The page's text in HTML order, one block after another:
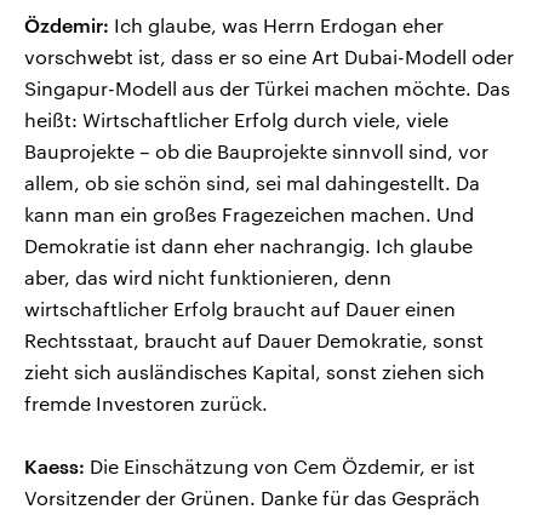
Özdemir: Ich glaube, was Herrn Erdogan eher
vorschwebt ist, dass er so eine Art Dubai-Modell oder
Singapur-Modell aus der Türkei machen möchte. Das
heißt: Wirtschaftlicher Erfolg durch viele, viele
Bauprojekte – ob die Bauprojekte sinnvoll sind, vor
allem, ob sie schön sind, sei mal dahingestellt. Da
kann man ein großes Fragezeichen machen. Und
Demokratie ist dann eher nachrangig. Ich glaube
aber, das wird nicht funktionieren, denn
wirtschaftlicher Erfolg braucht auf Dauer einen
Rechtsstaat, braucht auf Dauer Demokratie, sonst
zieht sich ausländisches Kapital, sonst ziehen sich
fremde Investoren zurück.
Kaess: Die Einschätzung von Cem Özdemir, er ist
Vorsitzender der Grünen. Danke für das Gespräch